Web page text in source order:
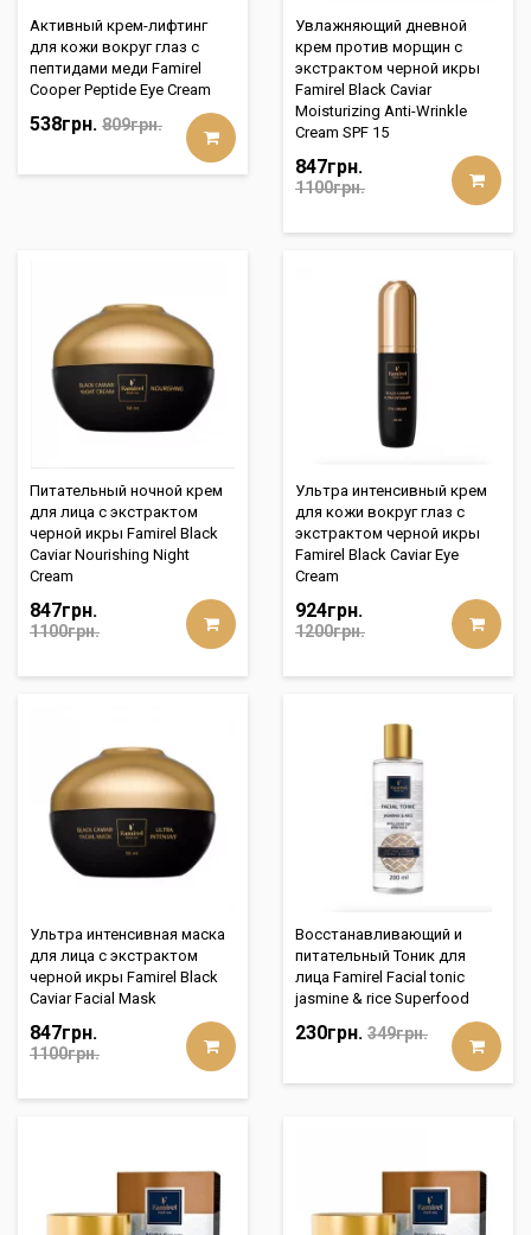
Активный крем-лифтинг
для кожи вокруг глаз с
пептидами меди Famirel
Cooper Peptide Eye Cream
538грн. 809грн.
Увлажняющий дневной
крем против морщин с
экстрактом черной икры
Famirel Black Caviar
Moisturizing Anti-Wrinkle
Cream SPF 15
847грн.
1100грн.
Питательный ночной крем
для лица с экстрактом
черной икры Famirel Black
Caviar Nourishing Night
Cream
847грн.
1100грн.
Ультра интенсивный крем
для кожи вокруг глаз с
экстрактом черной икры
Famirel Black Caviar Eye
Cream
924грн.
1200грн.
Ультра интенсивная маска
для лица с экстрактом
черной икры Famirel Black
Caviar Facial Mask
847грн.
1100грн.
Восстанавливающий и
питательный Тоник для
лица Famirel Facial tonic
jasmine & rice Superfood
230грн. 349грн.